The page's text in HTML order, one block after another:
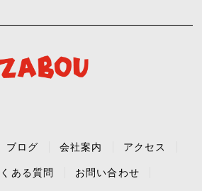
ブログ 会社案内 アクセス
ある質問 お問い合わせ